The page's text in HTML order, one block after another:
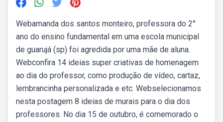
Webamanda dos santos monteiro, professora do 2°
ano do ensino fundamental em uma escola municipal
de guarujá (sp) foi agredida por uma mãe de aluna.
Webconfira 14 ideias super criativas de homenagem
ao dia do professor, como produção de vídeo, cartaz,
lembrancinha personalizada e etc. Webselecionamos
nesta postagem 8 ideias de murais para o dia dos
professores. No dia 15 de outubro, é comemorado o